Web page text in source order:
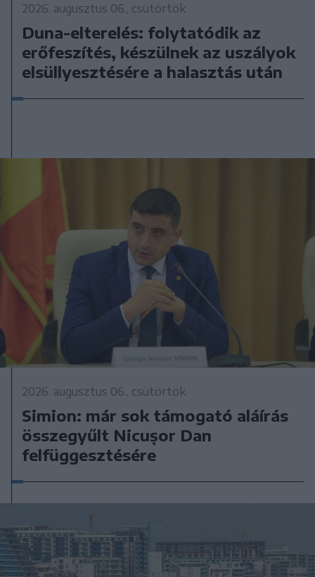
2026. augusztus 06., csütörtök
Duna-elterelés: folytatódik az
erőfeszítés, készülnek az uszályok
elsüllyesztésére a halasztás után
2026. augusztus 06., csütörtök
Simion: már sok támogató aláírás
összegyűlt Nicușor Dan
felfüggesztésére